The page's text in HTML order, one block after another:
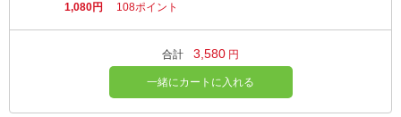
1,080円
108ポイント
合計 3,580 円
一緒にカートに入れる